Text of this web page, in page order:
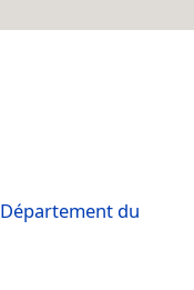
Département du